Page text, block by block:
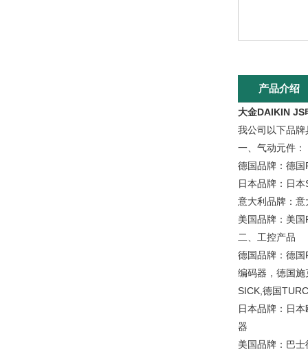
产品介绍
大金DAIKIN JS
我公司以下品牌
一、气动元件：
德国品牌：德
日本品牌：日
意大利品牌：
美国品牌：美
二、工控产品
德国品牌：德
编码器，德国施
SICK,德国
日本品牌：日
器
美国品牌：巴